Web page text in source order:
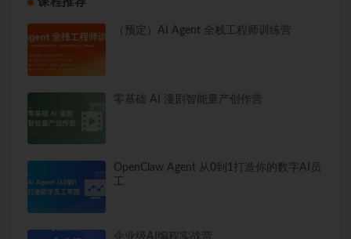
（预定）AI Agent 全栈工程师训练营
零基础 AI 漫剧智能量产创作营
OpenClaw Agent 从0到1打造你的数字AI员
工
企业级AI编程实战营